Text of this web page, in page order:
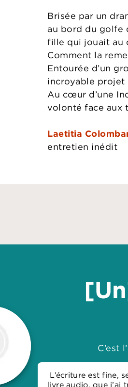
Brisée par un
au bord du golfe
fille qui jouait au
Comment la
Entourée d’un
incroyable projet
Au cœur d’une
volonté face aux
Laetitia
entretien inédit
C’est
L’écriture est fine,
livre audio, que j’ai